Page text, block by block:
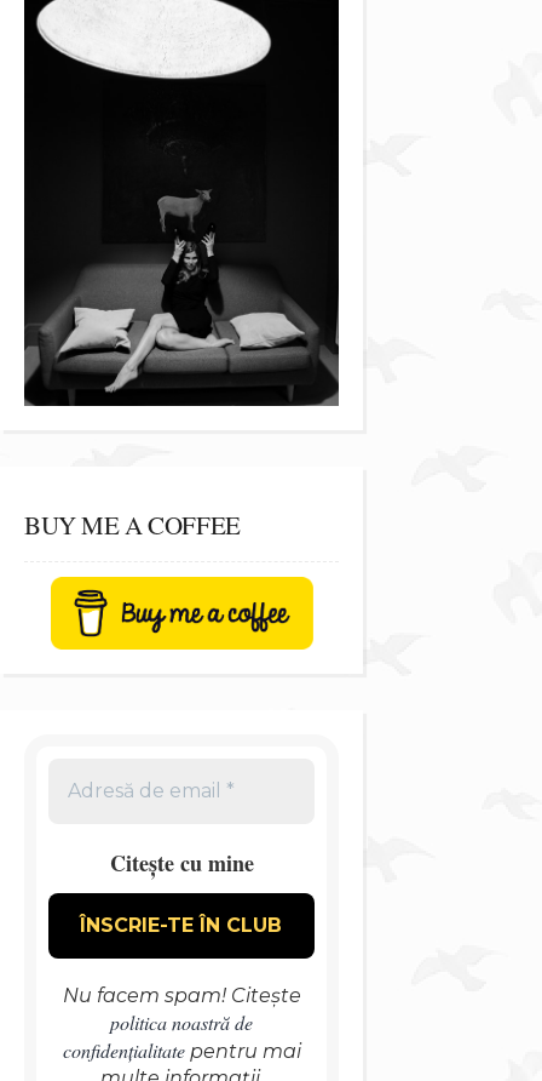
BUY ME A COFFEE
Citește cu mine
Nu facem spam! Citește
politica noastră de
confidențialitatepentru mai